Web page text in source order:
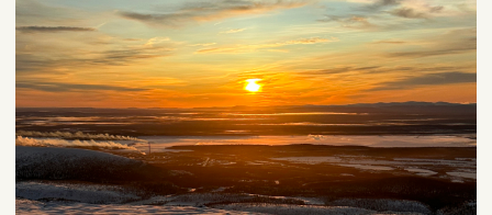
На территории комплекса работает
современное просторное кафе
с панорамным видом. Здесь
вы сможете отдохнуть, полюбоваться
видами и пообщаться с друзьями
в приятной обстановке.
Информацию о работе канатных
дорог можно отслеживать насайте
курорта.